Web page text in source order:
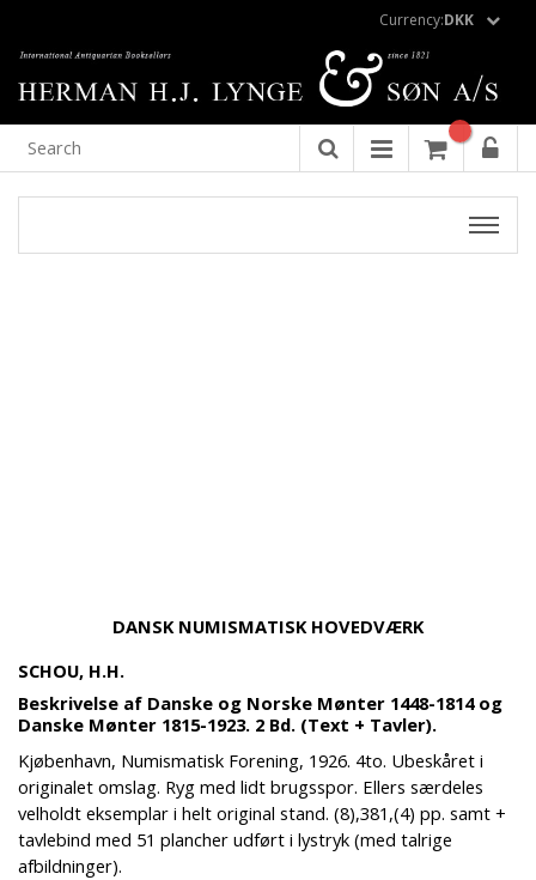
Currency:DKK
DANSK NUMISMATISK HOVEDVÆRK
SCHOU, H.H.
Beskrivelse af Danske og Norske Mønter 1448-1814 og
Danske Mønter 1815-1923. 2 Bd. (Text + Tavler).
Kjøbenhavn, Numismatisk Forening, 1926. 4to. Ubeskåret i
originalet omslag. Ryg med lidt brugsspor. Ellers særdeles
velholdt eksemplar i helt original stand. (8),381,(4) pp. samt +
tavlebind med 51 plancher udført i lystryk (med talrige
afbildninger).